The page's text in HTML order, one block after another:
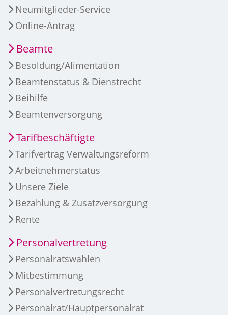
Neumitglieder-Service
Online-Antrag
Beamte
Besoldung/Alimentation
Beamtenstatus & Dienstrecht
Beihilfe
Beamtenversorgung
Tarifbeschäftigte
Tarifvertrag Verwaltungsreform
Arbeitnehmerstatus
Unsere Ziele
Bezahlung & Zusatzversorgung
Rente
Personalvertretung
Personalratswahlen
Mitbestimmung
Personalvertretungsrecht
Personalrat/Hauptpersonalrat